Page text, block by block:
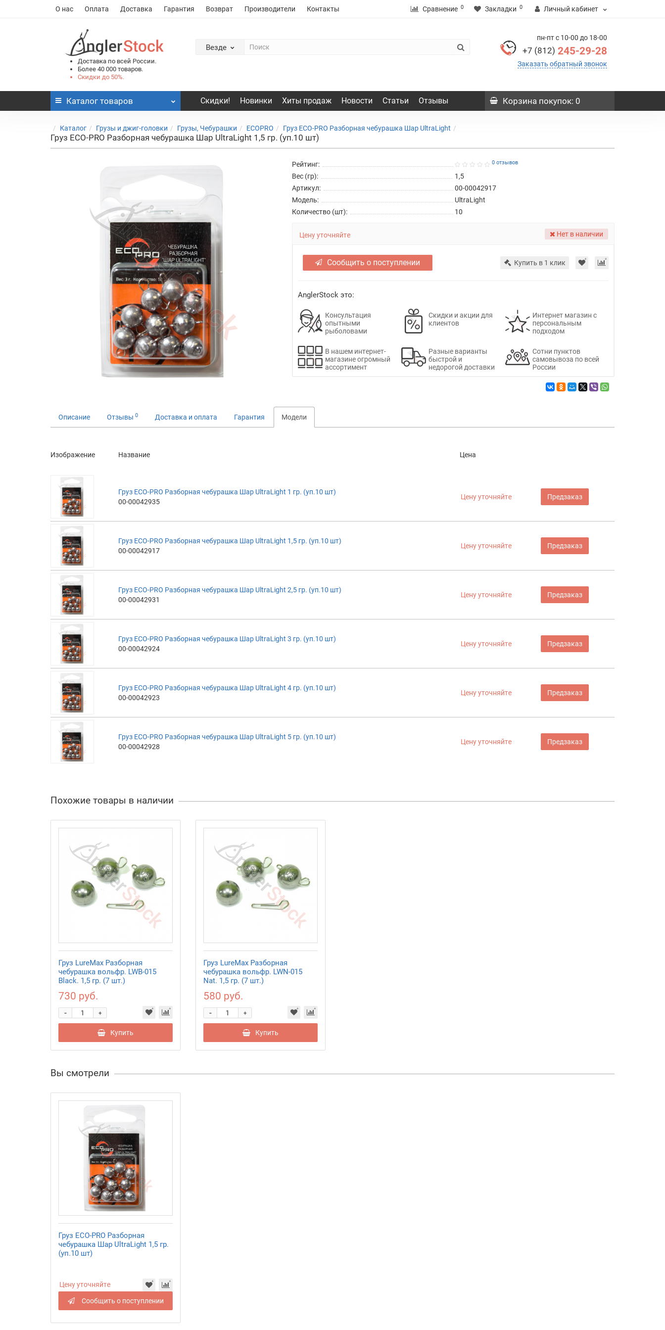
О нас Оплата Доставка Гарантия Возврат Производители Контакты Сравнение 0 Закладки 0 Личный кабинет
Доставка по всей России.
Более 40 000 товаров.
Скидки до 50%.
Везде
пн-пт с 10-00 до 18-00
+7 (812) 245-29-28
Заказать обратный звонок
Каталог товаров Скидки! Новинки Хиты продаж Новости Статьи Отзывы Корзина покупок: 0
Каталог Грузы и джиг-головки Грузы, Чебурашки ECOPRO Груз ECO-PRO Разборная чебурашка Шар UltraLight
Груз ECO-PRO Разборная чебурашка Шар UltraLight 1,5 гр. (уп.10 шт)
Рейтинг: 0 отзывов
Вес (гр):
1,5
Артикул:
00-00042917
Модель:
UltraLight
Количество (шт):
10
Цену уточняйте Нет в наличии
Сообщить о поступлении Купить в 1 клик
AnglerStock это:
Консультация
опытными
рыболовами
Скидки и акции для
клиентов
Интернет магазин с
персональным
подходом
В нашем интернет-
магазине огромный
ассортимент
Разные варианты
быстрой и
недорогой доставки
Сотни пунктов
самовывоза по всей
России
Описание Отзывы 0 Доставка и оплата Гарантия Модели
Изображение Название Цена
Груз ECO-PRO Разборная чебурашка Шар UltraLight 1 гр. (уп.10 шт)
00-00042935
Цену уточняйте Предзаказ
Груз ECO-PRO Разборная чебурашка Шар UltraLight 1,5 гр. (уп.10 шт)
00-00042917
Цену уточняйте Предзаказ
Груз ECO-PRO Разборная чебурашка Шар UltraLight 2,5 гр. (уп.10 шт)
00-00042931
Цену уточняйте Предзаказ
Груз ECO-PRO Разборная чебурашка Шар UltraLight 3 гр. (уп.10 шт)
00-00042924
Цену уточняйте Предзаказ
Груз ECO-PRO Разборная чебурашка Шар UltraLight 4 гр. (уп.10 шт)
00-00042923
Цену уточняйте Предзаказ
Груз ECO-PRO Разборная чебурашка Шар UltraLight 5 гр. (уп.10 шт)
00-00042928
Цену уточняйте Предзаказ
Похожие товары в наличии
Груз LureMax Разборная
чебурашка вольфр. LWB-015
Black. 1,5 гр. (7 шт.)
730 руб.
+
-
Купить
Груз LureMax Разборная
чебурашка вольфр. LWN-015
Nat. 1,5 гр. (7 шт.)
580 руб.
+
-
Купить
Вы смотрели
Груз ECO-PRO Разборная
чебурашка Шар UltraLight 1,5 гр.
(уп.10 шт)
Цену уточняйте
Сообщить о поступлении